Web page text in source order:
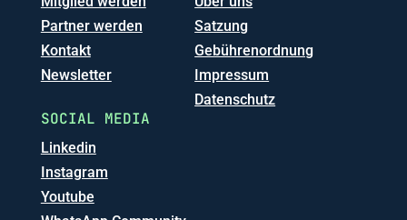
Partner werden
Kontakt
Newsletter
Satzung
Gebührenordnung
Impressum
Datenschutz
SOCIAL MEDIA
Linkedin
Instagram
Youtube